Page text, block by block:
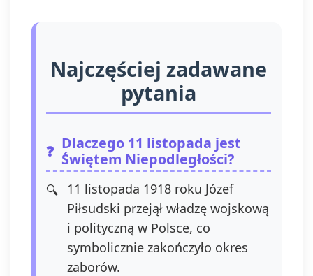
wycofaniem.
Wycofanie zgody
jest możliwe
adres e-mail:
admin@dyktanda.pl
lub naciśniecie
przycisku "wypisz
się" znajdującego
się w
wiadomościach e-
mail od nas.
Najczęściej zadawane
pytania
Dlaczego 11 listopada jest
Świętem Niepodległości?
11 listopada 1918 roku Józef
Piłsudski przejął władzę wojskową
i polityczną w Polsce, co
symbolicznie zakończyło okres
zaborów.